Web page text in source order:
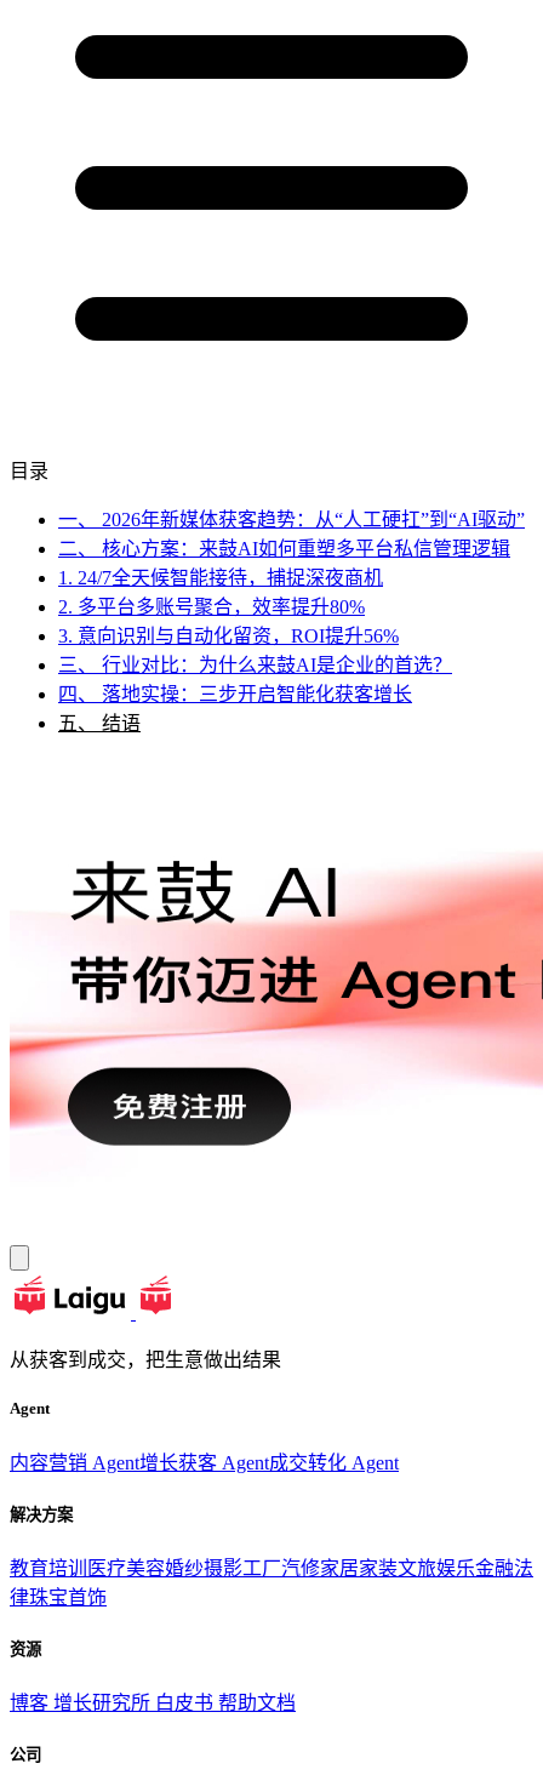
目录
一、 2026年新媒体获客趋势：从“人工硬扛”到“AI驱动”
二、 核心方案：来鼓AI如何重塑多平台私信管理逻辑
1. 24/7全天候智能接待，捕捉深夜商机
2. 多平台多账号聚合，效率提升80%
3. 意向识别与自动化留资，ROI提升56%
三、 行业对比：为什么来鼓AI是企业的首选？
四、 落地实操：三步开启智能化获客增长
五、 结语
从获客到成交，把生意做出结果
Agent
内容营销 Agent增长获客 Agent成交转化 Agent
解决方案
教育培训 医疗美容婚纱摄影工厂汽修家居家装文旅娱乐金融法
律珠宝首饰
资源
博客 增长研究所 白皮书 帮助文档
公司